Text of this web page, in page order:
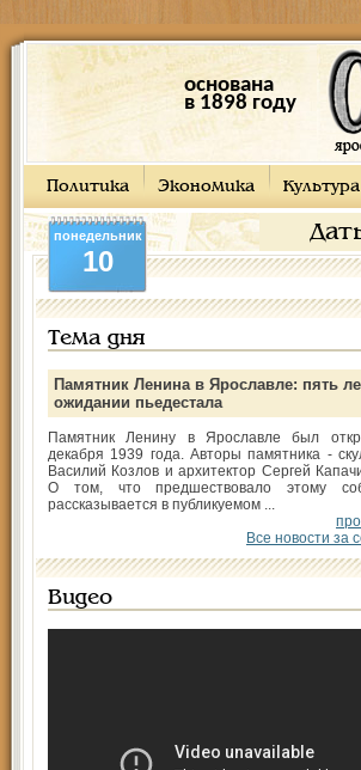
основана
в 1898 году
Политика Экономика Культура
понедельник
10
Тема дня
Памятник Ленина в Ярославле: пять
ожидании пьедестала
Памятник Ленину в Ярославле был
декабря 1939 года. Авторы памятника -
Василий Козлов и архитектор Сергей
О том, что предшествовало этому
рассказывается в публикуемом ...
Все новости за
Видео